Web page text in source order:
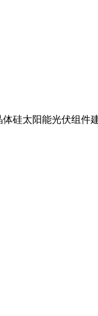
硅太阳能光伏组